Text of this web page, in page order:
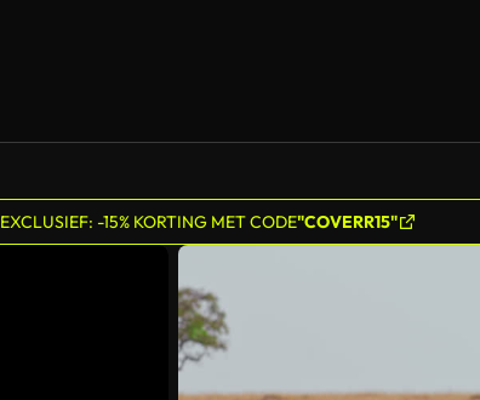
EXCLUSIEF: -15% KORTING MET CODE"COVERR15"